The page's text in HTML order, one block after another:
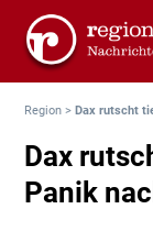
Region >Dax rutscht
Dax
Panik